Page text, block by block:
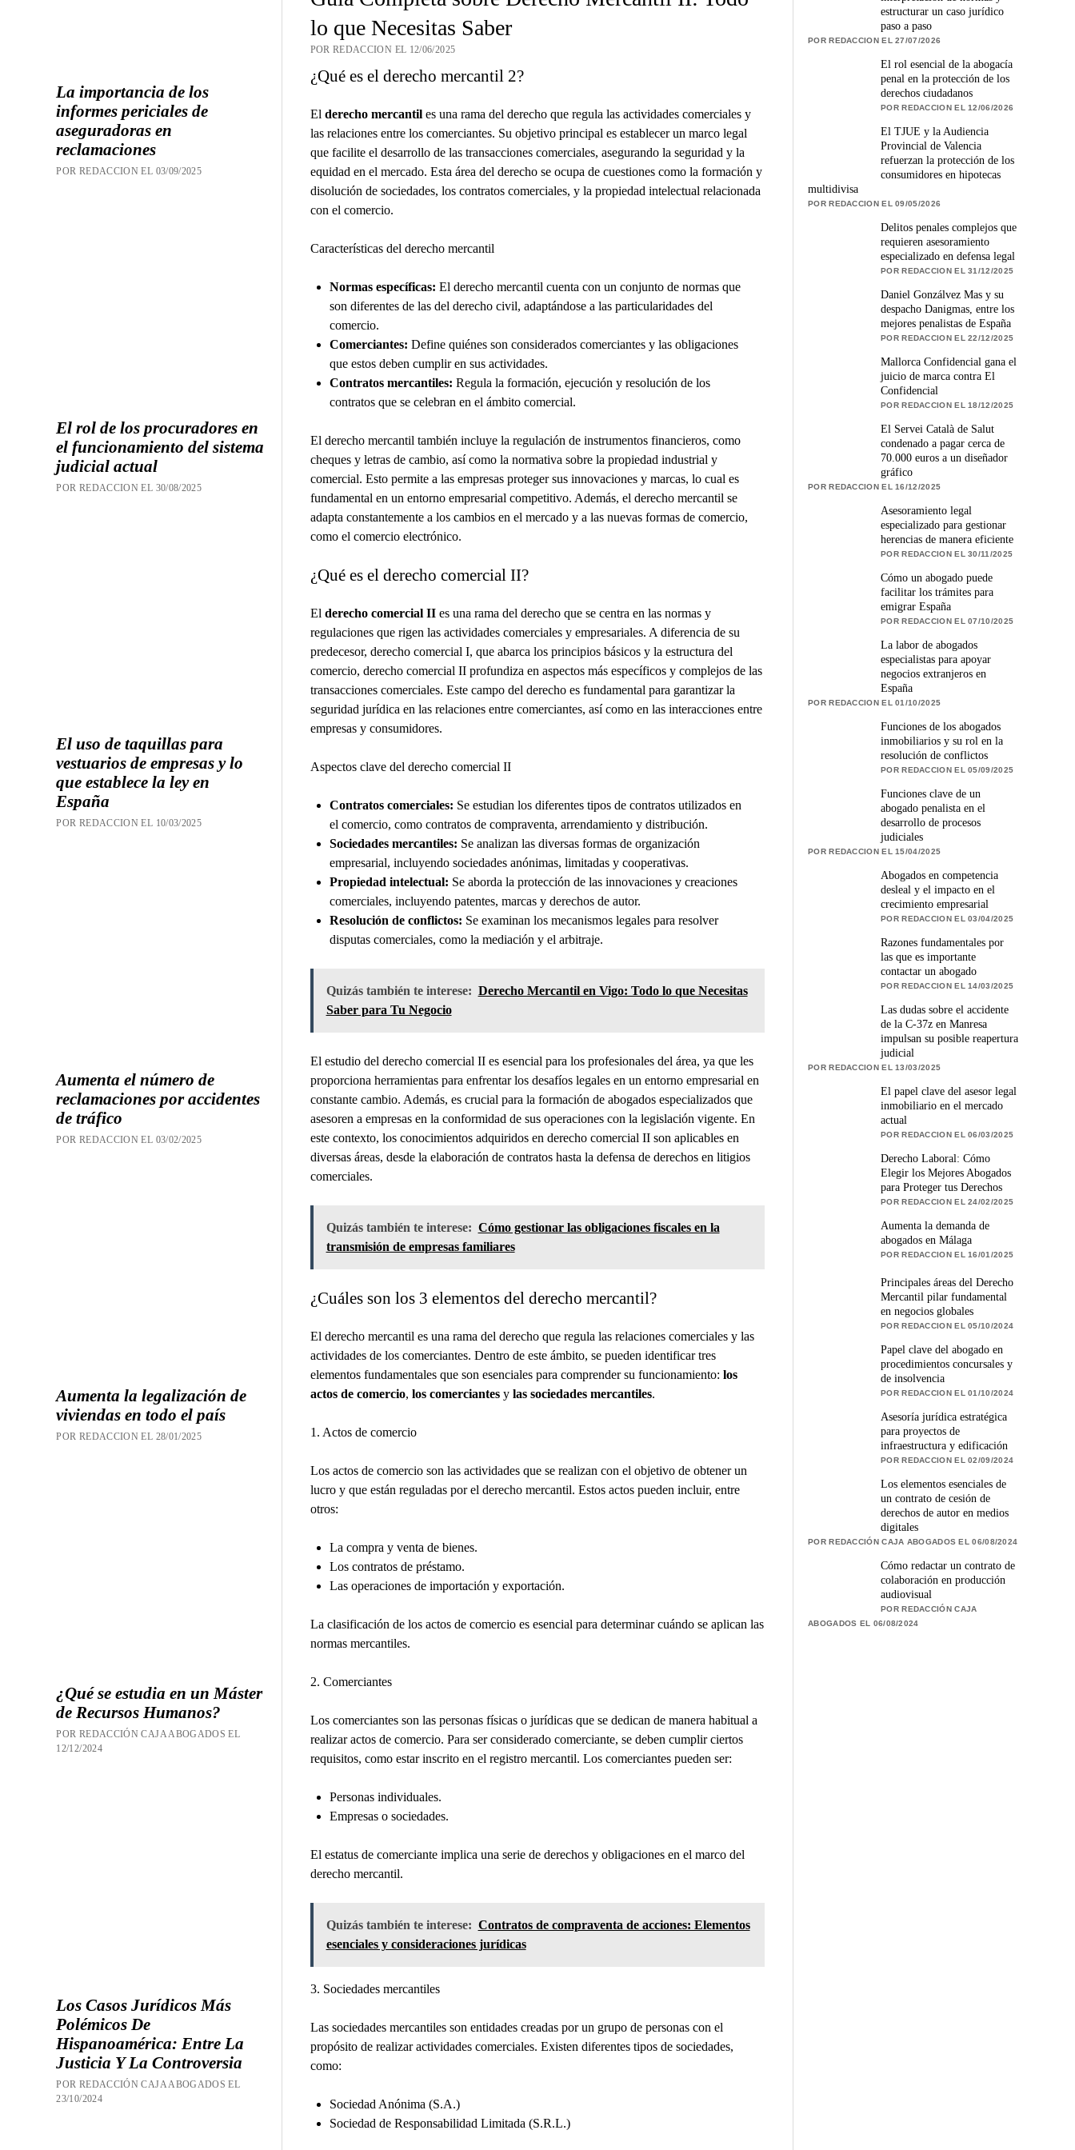
La importancia de los
informes periciales de
aseguradoras en
reclamaciones
POR REDACCION EL 03/09/2025
El rol de los procuradores en
el funcionamiento del sistema
judicial actual
POR REDACCION EL 30/08/2025
El uso de taquillas para
vestuarios de empresas y lo
que establece la ley en
España
POR REDACCION EL 10/03/2025
Aumenta el número de
reclamaciones por accidentes
de tráfico
POR REDACCION EL 03/02/2025
Aumenta la legalización de
viviendas en todo el país
POR REDACCION EL 28/01/2025
¿Qué se estudia en un Máster
de Recursos Humanos?
POR REDACCIÓN CAJA ABOGADOS EL
12/12/2024
Los Casos Jurídicos Más
Polémicos De
Hispanoamérica: Entre La
Justicia Y La Controversia
POR REDACCIÓN CAJA ABOGADOS EL
23/10/2024
lo que Necesitas Saber
POR REDACCION EL 12/06/2025
¿Qué es el derecho mercantil 2?
El derecho mercantiles una rama del derecho que regula las actividades comerciales y
las relaciones entre los comerciantes. Su objetivo principal es establecer un marco legal
que facilite el desarrollo de las transacciones comerciales, asegurando la seguridad y la
equidad en el mercado. Esta área del derecho se ocupa de cuestiones como la formación y
disolución de sociedades, los contratos comerciales, y la propiedad intelectual relacionada
con el comercio.
Características del derecho mercantil
Normas específicas: El derecho mercantil cuenta con un conjunto de normas que
son diferentes de las del derecho civil, adaptándose a las particularidades del
comercio.
Comerciantes: Define quiénes son considerados comerciantes y las obligaciones
que estos deben cumplir en sus actividades.
Contratos mercantiles: Regula la formación, ejecución y resolución de los
contratos que se celebran en el ámbito comercial.
El derecho mercantil también incluye la regulación de instrumentos financieros, como
cheques y letras de cambio, así como la normativa sobre la propiedad industrial y
comercial. Esto permite a las empresas proteger sus innovaciones y marcas, lo cual es
fundamental en un entorno empresarial competitivo. Además, el derecho mercantil se
adapta constantemente a los cambios en el mercado y a las nuevas formas de comercio,
como el comercio electrónico.
¿Qué es el derecho comercial II?
El derecho comercial IIes una rama del derecho que se centra en las normas y
regulaciones que rigen las actividades comerciales y empresariales. A diferencia de su
predecesor, derecho comercial I, que abarca los principios básicos y la estructura del
comercio, derecho comercial II profundiza en aspectos más específicos y complejos de las
transacciones comerciales. Este campo del derecho es fundamental para garantizar la
seguridad jurídica en las relaciones entre comerciantes, así como en las interacciones entre
empresas y consumidores.
Aspectos clave del derecho comercial II
Contratos comerciales: Se estudian los diferentes tipos de contratos utilizados en
el comercio, como contratos de compraventa, arrendamiento y distribución.
Sociedades mercantiles: Se analizan las diversas formas de organización
empresarial, incluyendo sociedades anónimas, limitadas y cooperativas.
Propiedad intelectual: Se aborda la protección de las innovaciones y creaciones
comerciales, incluyendo patentes, marcas y derechos de autor.
Resolución de conflictos: Se examinan los mecanismos legales para resolver
disputas comerciales, como la mediación y el arbitraje.
Quizás también te interese: Derecho Mercantil en Vigo: Todo lo que Necesitas
Saber para Tu Negocio
El estudio del derecho comercial II es esencial para los profesionales del área, ya que les
proporciona herramientas para enfrentar los desafíos legales en un entorno empresarial en
constante cambio. Además, es crucial para la formación de abogados especializados que
asesoren a empresas en la conformidad de sus operaciones con la legislación vigente. En
este contexto, los conocimientos adquiridos en derecho comercial II son aplicables en
diversas áreas, desde la elaboración de contratos hasta la defensa de derechos en litigios
comerciales.
Quizás también te interese: Cómo gestionar las obligaciones fiscales en la
transmisión de empresas familiares
¿Cuáles son los 3 elementos del derecho mercantil?
El derecho mercantil es una rama del derecho que regula las relaciones comerciales y las
actividades de los comerciantes. Dentro de este ámbito, se pueden identificar tres
elementos fundamentales que son esenciales para comprender su funcionamiento: los
actos de comercio, los comerciantesy las sociedades mercantiles.
1. Actos de comercio
Los actos de comercio son las actividades que se realizan con el objetivo de obtener un
lucro y que están reguladas por el derecho mercantil. Estos actos pueden incluir, entre
otros:
La compra y venta de bienes.
Los contratos de préstamo.
Las operaciones de importación y exportación.
La clasificación de los actos de comercio es esencial para determinar cuándo se aplican las
normas mercantiles.
2. Comerciantes
Los comerciantes son las personas físicas o jurídicas que se dedican de manera habitual a
realizar actos de comercio. Para ser considerado comerciante, se deben cumplir ciertos
requisitos, como estar inscrito en el registro mercantil. Los comerciantes pueden ser:
Personas individuales.
Empresas o sociedades.
El estatus de comerciante implica una serie de derechos y obligaciones en el marco del
derecho mercantil.
Quizás también te interese: Contratos de compraventa de acciones: Elementos
esenciales y consideraciones jurídicas
3. Sociedades mercantiles
Las sociedades mercantiles son entidades creadas por un grupo de personas con el
propósito de realizar actividades comerciales. Existen diferentes tipos de sociedades,
como:
Sociedad Anónima (S.A.)
Sociedad de Responsabilidad Limitada (S.R.L.)
estructurar un caso jurídico
paso a paso
POR REDACCION EL 27/07/2026
El rol esencial de la abogacía
penal en la protección de los
derechos ciudadanos
POR REDACCION EL 12/06/2026
El TJUE y la Audiencia
Provincial de Valencia
refuerzan la protección de los
consumidores en hipotecas
multidivisa
POR REDACCION EL 09/05/2026
Delitos penales complejos que
requieren asesoramiento
especializado en defensa legal
POR REDACCION EL 31/12/2025
Daniel Gonzálvez Mas y su
despacho Danigmas, entre los
mejores penalistas de España
POR REDACCION EL 22/12/2025
Mallorca Confidencial gana el
juicio de marca contra El
Confidencial
POR REDACCION EL 18/12/2025
El Servei Català de Salut
condenado a pagar cerca de
70.000 euros a un diseñador
gráfico
POR REDACCION EL 16/12/2025
Asesoramiento legal
especializado para gestionar
herencias de manera eficiente
POR REDACCION EL 30/11/2025
Cómo un abogado puede
facilitar los trámites para
emigrar España
POR REDACCION EL 07/10/2025
La labor de abogados
especialistas para apoyar
negocios extranjeros en
España
POR REDACCION EL 01/10/2025
Funciones de los abogados
inmobiliarios y su rol en la
resolución de conflictos
POR REDACCION EL 05/09/2025
Funciones clave de un
abogado penalista en el
desarrollo de procesos
judiciales
POR REDACCION EL 15/04/2025
Abogados en competencia
desleal y el impacto en el
crecimiento empresarial
POR REDACCION EL 03/04/2025
Razones fundamentales por
las que es importante
contactar un abogado
POR REDACCION EL 14/03/2025
Las dudas sobre el accidente
de la C-37z en Manresa
impulsan su posible reapertura
judicial
POR REDACCION EL 13/03/2025
El papel clave del asesor legal
inmobiliario en el mercado
actual
POR REDACCION EL 06/03/2025
Derecho Laboral: Cómo
Elegir los Mejores Abogados
para Proteger tus Derechos
POR REDACCION EL 24/02/2025
Aumenta la demanda de
abogados en Málaga
POR REDACCION EL 16/01/2025
Principales áreas del Derecho
Mercantil pilar fundamental
en negocios globales
POR REDACCION EL 05/10/2024
Papel clave del abogado en
procedimientos concursales y
de insolvencia
POR REDACCION EL 01/10/2024
Asesoría jurídica estratégica
para proyectos de
infraestructura y edificación
POR REDACCION EL 02/09/2024
Los elementos esenciales de
un contrato de cesión de
derechos de autor en medios
digitales
POR REDACCIÓN CAJA ABOGADOS EL 06/08/2024
Cómo redactar un contrato de
colaboración en producción
audiovisual
POR REDACCIÓN CAJA
ABOGADOS EL 06/08/2024